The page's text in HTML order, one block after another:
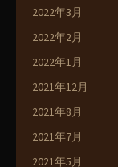
2022年3月
2022年2月
2022年1月
2021年12月
2021年8月
2021年7月
2021年5月